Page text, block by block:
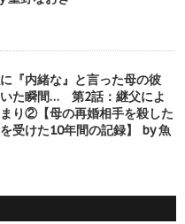
『内緒な』と言った母の彼
いた瞬間… 第2話：継父によ
り②【母の再婚相手を殺した
受けた10年間の記録】 by 魚